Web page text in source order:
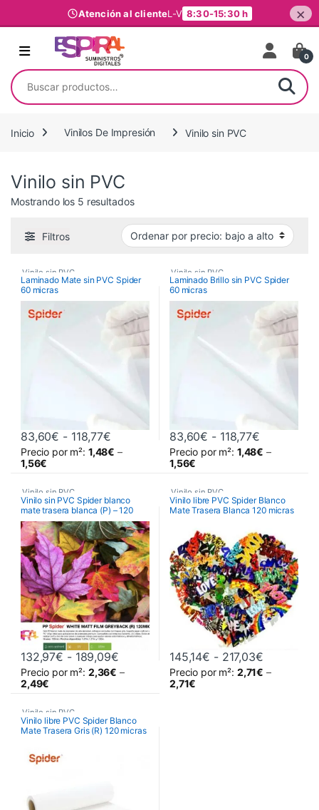
Atención al clienteL-V 8:30-15:30 h ×
Ir al contenido
0
Buscar por:
Inicio Vinilos De Impresión Vinilo sin PVC
Vinilo sin PVC
Mostrando los 5 resultadosOrdenado por precio: bajo a alto
Filtros
Vinilo sin PVC
Vinilos De Impresión
Laminado Mate sin PVC Spider
60 micras
83,60€ - 118,77€Rango de precios: desde 83,60€ hasta
Precio por m²: 1,48€ –
1,56€
Este producto tiene múltiples variantes. Las opciones se
Vinilo sin PVC
Vinilos De Impresión
Laminado Brillo sin PVC Spider
60 micras
83,60€ - 118,77€Rango de
Precio por m²: 1,48€ –
1,56€
Este producto tiene múltiples
Vinilo sin PVC
Vinilo sin PVC Spider blanco
mate trasera blanca (P) – 120
micras
132,97€ - 189,09€Rango de precios: desde 132,97€
Precio por m²: 2,36€ –
2,49€
Este producto tiene múltiples variantes. Las opciones se
Vinilo sin PVC
Vinilos De Impresión
Vinilo libre PVC Spider Blanco
Mate Trasera Blanca 120 micras
145,14€ - 217,03€Rango de
Precio por m²: 2,71€ –
2,71€
Este producto tiene múltiples
Vinilo sin PVC
Vinilo libre PVC Spider Blanco
Mate Trasera Gris (R) 120 micras